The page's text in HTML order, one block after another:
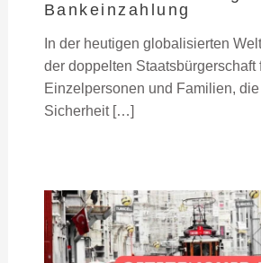
Bankeinzahlung
In der heutigen globalisierten
der doppelten Staatsbürgerschaft
Einzelpersonen und Familien,
Sicherheit […]